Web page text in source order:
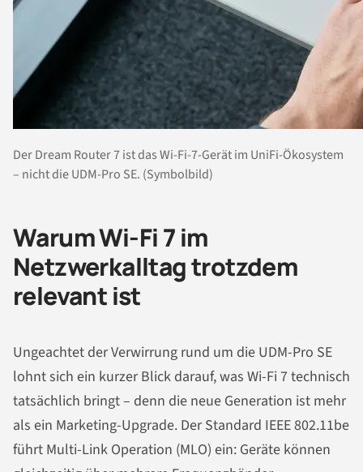
Der Dream Router 7 ist das Wi-Fi-7-Gerät im UniFi-Ökosystem
– nicht die UDM-Pro SE. (Symbolbild)
Warum Wi-Fi 7 im
Netzwerkalltag trotzdem
relevant ist
Ungeachtet der Verwirrung rund um die UDM-Pro SE
lohnt sich ein kurzer Blick darauf, was Wi-Fi 7 technisch
tatsächlich bringt – denn die neue Generation ist mehr
als ein Marketing-Upgrade. Der Standard IEEE 802.11be
führt Multi-Link Operation (MLO) ein: Geräte können